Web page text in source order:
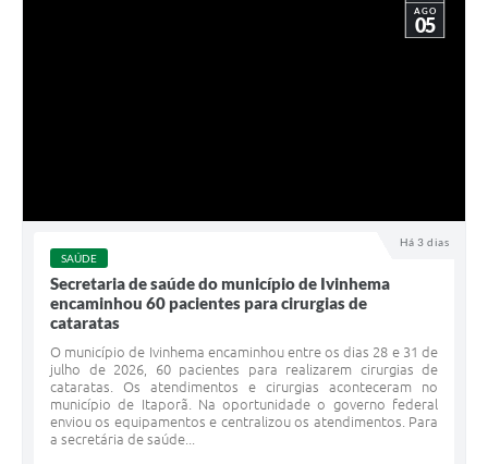
Há 3 dias
AGO
05
SAÚDE
Secretaria de saúde do município de Ivinhema
encaminhou 60 pacientes para cirurgias de
cataratas
O município de Ivinhema encaminhou entre os dias 28 e 31 de
julho de 2026, 60 pacientes para realizarem cirurgias de
cataratas. Os atendimentos e cirurgias aconteceram no
município de Itaporã. Na oportunidade o governo federal
enviou os equipamentos e centralizou os atendimentos. Para
a secretária de saúde...